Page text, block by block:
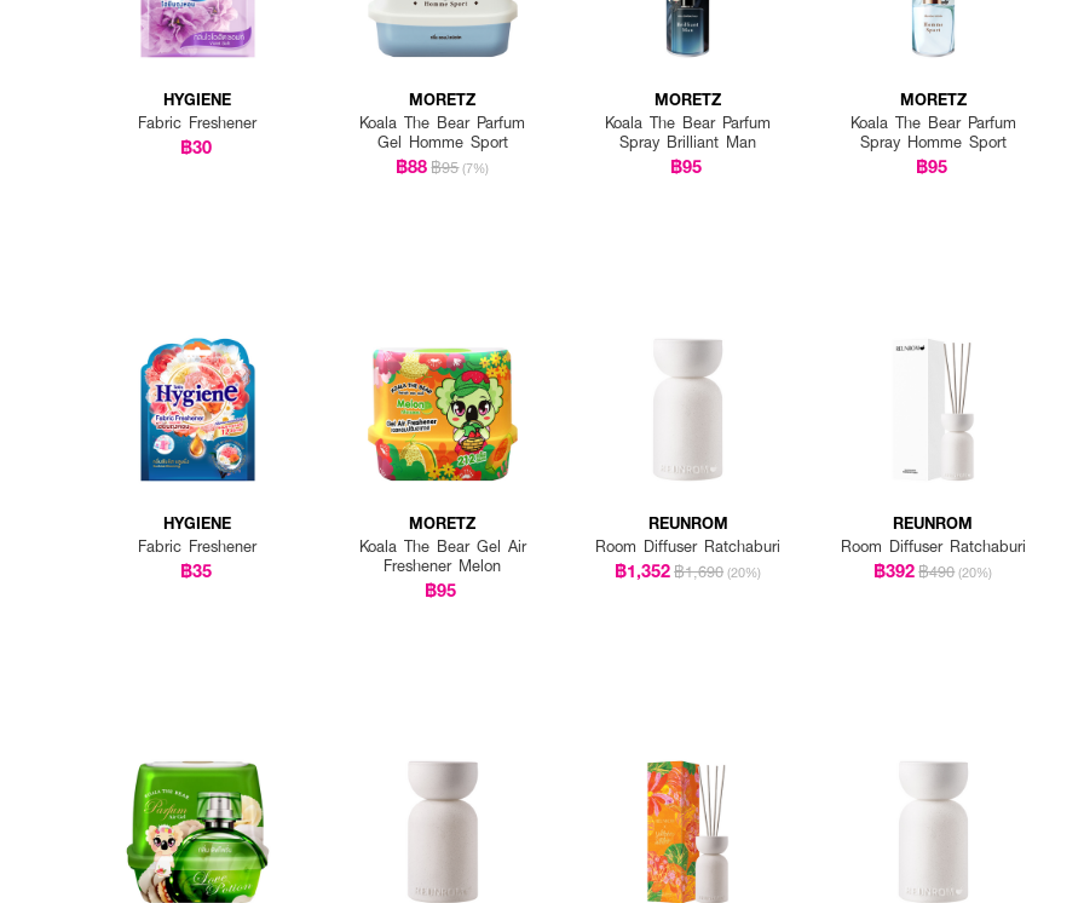
HYGIENE
Fabric Freshener
฿30
MORETZ
Koala The Bear Parfum
Gel Homme Sport
฿88฿95 (7%)
MORETZ
Koala The Bear Parfum
Spray Brilliant Man
฿95
MORETZ
Koala The Bear Parfum
Spray Homme Sport
฿95
HYGIENE
Fabric Freshener
฿35
MORETZ
Koala The Bear Gel Air
Freshener Melon
฿95
REUNROM
Room Diffuser Ratchaburi
฿1,352฿1,690 (20%)
REUNROM
Room Diffuser Ratchaburi
฿392฿490 (20%)